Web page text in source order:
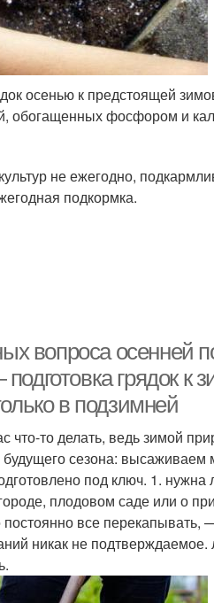
осенью к предстоящей
обогащенных фосфором и
не ежегодно,
подкормка.
вопроса осенней
грядок к
в подзимней
что-то делать, ведь зимой
сезона:
под ключ. 1. нужна
плодовом саде или о
все перекапывать,
никак не подтверждаемое.